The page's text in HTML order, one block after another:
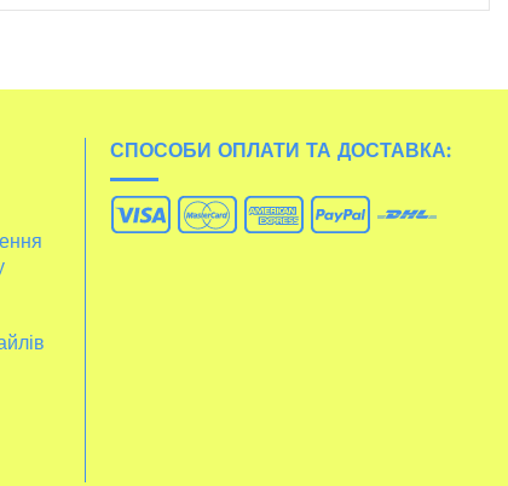
СПОСОБИ ОПЛАТИ ТА ДОСТАВКА: